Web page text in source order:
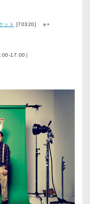
ット [70320] e+
17:00］